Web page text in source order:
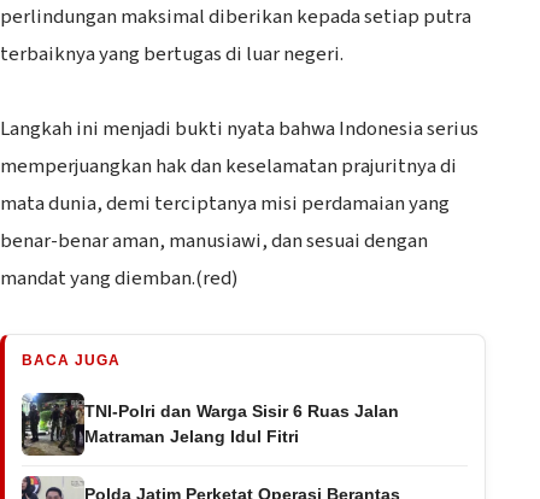
perlindungan maksimal diberikan kepada setiap putra
terbaiknya yang bertugas di luar negeri.
‎Langkah ini menjadi bukti nyata bahwa Indonesia serius
memperjuangkan hak dan keselamatan prajuritnya di
mata dunia, demi terciptanya misi perdamaian yang
benar-benar aman, manusiawi, dan sesuai dengan
mandat yang diemban.(red)
BACA JUGA
TNI-Polri dan Warga Sisir 6 Ruas Jalan
Matraman Jelang Idul Fitri
Polda Jatim Perketat Operasi Berantas